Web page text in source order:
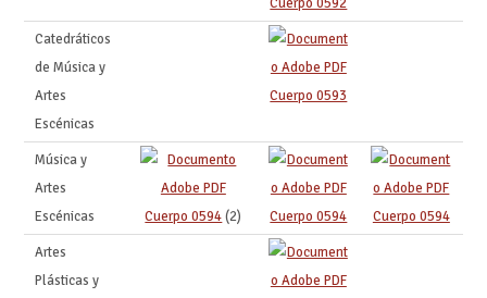
Catedráticos
de Música y
Artes
Escénicas
Cuerpo 0593
Música y
Artes
Escénicas
Cuerpo 0594(2) Cuerpo 0594 Cuerpo 0594
Artes
Plásticas y